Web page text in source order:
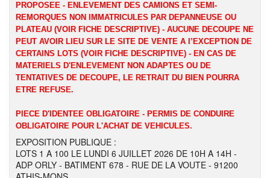
PROPOSEE - ENLEVEMENT DES CAMIONS ET SEMI-
REMORQUES NON IMMATRICULES PAR DEPANNEUSE OU
PLATEAU (VOIR FICHE DESCRIPTIVE) - AUCUNE DECOUPE NE
PEUT AVOIR LIEU SUR LE SITE DE VENTE A l’EXCEPTION DE
CERTAINS LOTS (VOIR FICHE DESCRIPTIVE) - EN CAS DE
MATERIELS D'ENLEVEMENT NON ADAPTES OU DE
TENTATIVES DE DECOUPE, LE RETRAIT DU BIEN POURRA
ETRE REFUSE.
PIECE D'IDENTEE OBLIGATOIRE - PERMIS DE CONDUIRE
OBLIGATOIRE POUR L'ACHAT DE VEHICULES.
EXPOSITION PUBLIQUE :
LOTS 1 A 100 LE LUNDI 6 JUILLET 2026 DE 10H A 14H -
ADP ORLY - BATIMENT 678 - RUE DE LA VOUTE - 91200